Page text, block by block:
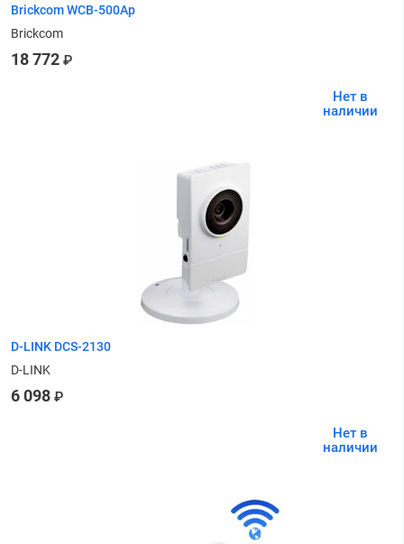
Brickcom WCB-500Ap
Brickcom
18 772 ₽
Нет в
наличии
D-LINK DCS-2130
D-LINK
6 098 ₽
Нет в
наличии